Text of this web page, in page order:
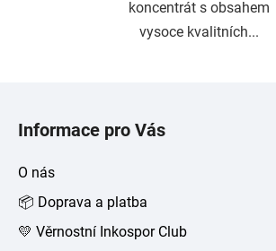
koncentrát s obsahem
vysoce kvalitních...
Informace pro Vás
O nás
📦 Doprava a platba
💛 Věrnostní Inkospor Club